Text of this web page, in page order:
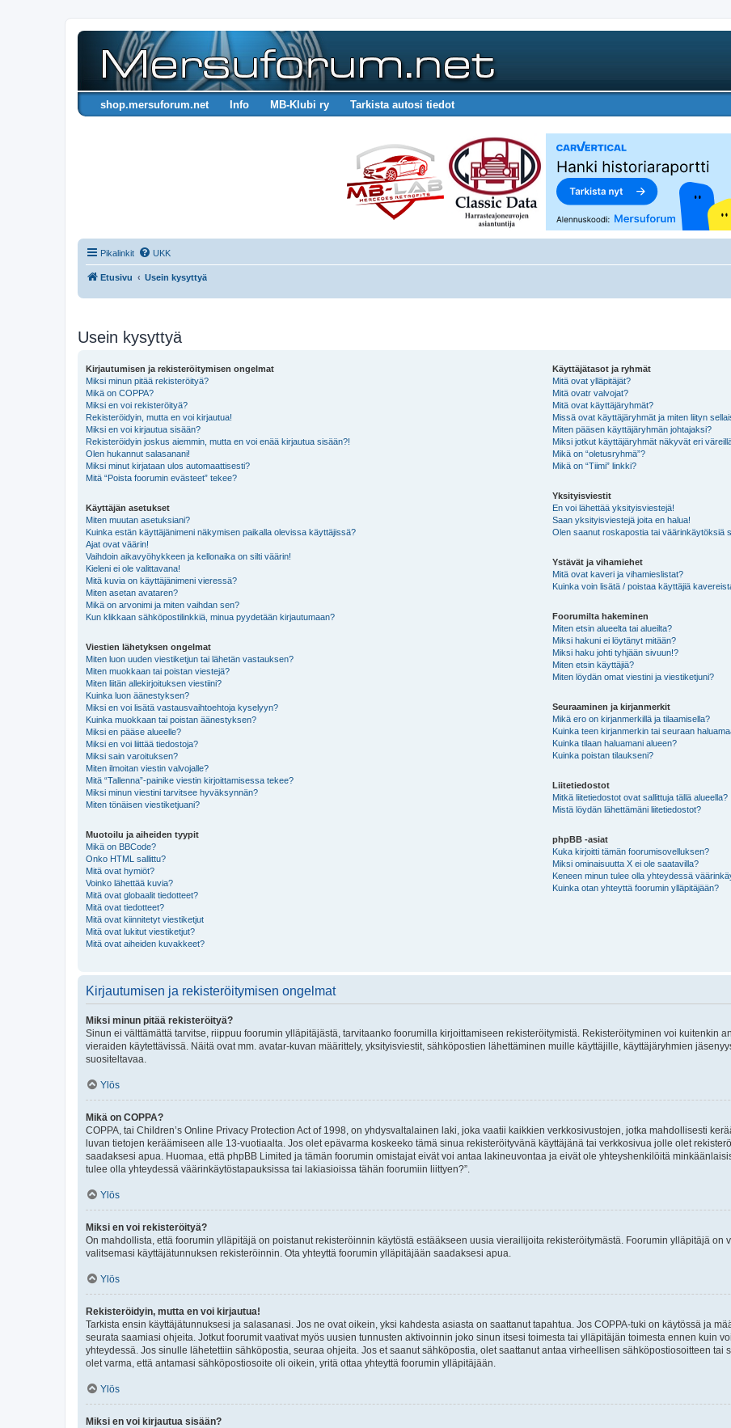
shop.mersuforum.net Info MB-Klubi ry Tarkista autosi tiedot
Pikalinkit UKK
Etusivu Usein kysyttyä
Usein kysyttyä
Kirjautumisen ja rekisteröitymisen ongelmat
Miksi minun pitää rekisteröityä?
Mikä on COPPA?
Miksi en voi rekisteröityä?
Rekisteröidyin, mutta en voi kirjautua!
Miksi en voi kirjautua sisään?
Rekisteröidyin joskus aiemmin, mutta en voi enää kirjautua sisään?!
Olen hukannut salasanani!
Miksi minut kirjataan ulos automaattisesti?
Mitä “Poista foorumin evästeet” tekee?
Käyttäjän asetukset
Miten muutan asetuksiani?
Kuinka estän käyttäjänimeni näkymisen paikalla olevissa käyttäjissä?
Ajat ovat väärin!
Vaihdoin aikavyöhykkeen ja kellonaika on silti väärin!
Kieleni ei ole valittavana!
Mitä kuvia on käyttäjänimeni vieressä?
Miten asetan avataren?
Mikä on arvonimi ja miten vaihdan sen?
Kun klikkaan sähköpostilinkkiä, minua pyydetään kirjautumaan?
Viestien lähetyksen ongelmat
Miten luon uuden viestiketjun tai lähetän vastauksen?
Miten muokkaan tai poistan viestejä?
Miten liitän allekirjoituksen viestiini?
Kuinka luon äänestyksen?
Miksi en voi lisätä vastausvaihtoehtoja kyselyyn?
Kuinka muokkaan tai poistan äänestyksen?
Miksi en pääse alueelle?
Miksi en voi liittää tiedostoja?
Miksi sain varoituksen?
Miten ilmoitan viestin valvojalle?
Mitä “Tallenna”-painike viestin kirjoittamisessa tekee?
Miksi minun viestini tarvitsee hyväksynnän?
Miten tönäisen viestiketjuani?
Muotoilu ja aiheiden tyypit
Mikä on BBCode?
Onko HTML sallittu?
Mitä ovat hymiöt?
Voinko lähettää kuvia?
Mitä ovat globaalit tiedotteet?
Mitä ovat tiedotteet?
Mitä ovat kiinnitetyt viestiketjut
Mitä ovat lukitut viestiketjut?
Mitä ovat aiheiden kuvakkeet?
Käyttäjätasot ja ryhmät
Mitä ovat ylläpitäjät?
Mitä ovatr valvojat?
Mitä ovat käyttäjäryhmät?
Missä ovat käyttäjäryhmät ja miten liityn
Miten pääsen käyttäjäryhmän johtajaksi?
Miksi jotkut käyttäjäryhmät näkyvät eri
Mikä on “oletusryhmä”?
Mikä on “Tiimi” linkki?
Yksityisviestit
En voi lähettää yksityisviestejä!
Saan yksityisviestejä joita en halua!
Olen saanut roskapostia tai väärinkäytöksiä
Ystävät ja vihamiehet
Mitä ovat kaveri ja vihamieslistat?
Kuinka voin lisätä / poistaa käyttäjiä
Foorumilta hakeminen
Miten etsin alueelta tai alueilta?
Miksi hakuni ei löytänyt mitään?
Miksi haku johti tyhjään sivuun!?
Miten etsin käyttäjiä?
Miten löydän omat viestini ja viestiketjuni?
Seuraaminen ja kirjanmerkit
Mikä ero on kirjanmerkillä ja tilaamisella?
Kuinka teen kirjanmerkin tai seuraan
Kuinka tilaan haluamani alueen?
Kuinka poistan tilaukseni?
Liitetiedostot
Mitkä liitetiedostot ovat sallittuja tällä alueella?
Mistä löydän lähettämäni liitetiedostot?
phpBB -asiat
Kuka kirjoitti tämän foorumisovelluksen?
Miksi ominaisuutta X ei ole saatavilla?
Keneen minun tulee olla yhteydessä
Kuinka otan yhteyttä foorumin ylläpitäjään?
Kirjautumisen ja rekisteröitymisen ongelmat
Miksi minun pitää rekisteröityä?
Sinun ei välttämättä tarvitse, riippuu foorumin ylläpitäjästä, tarvitaanko foorumilla kirjoittamiseen rekisteröitymistä. Rekisteröityminen voi kuitenkin
vieraiden käytettävissä. Näitä ovat mm. avatar-kuvan määrittely, yksityisviestit, sähköpostien lähettäminen muille käyttäjille, käyttäjäryhmien
suositeltavaa.
Ylös
Mikä on COPPA?
COPPA, tai Children’s Online Privacy Protection Act of 1998, on yhdysvaltalainen laki, joka vaatii kaikkien verkkosivustojen, jotka mahdollisesti
luvan tietojen keräämiseen alle 13-vuotiaalta. Jos olet epävarma koskeeko tämä sinua rekisteröityvänä käyttäjänä tai verkkosivua jolle olet
saadaksesi apua. Huomaa, että phpBB Limited ja tämän foorumin omistajat eivät voi antaa lakineuvontaa ja eivät ole yhteyshenkilöitä
tulee olla yhteydessä väärinkäytöstapauksissa tai lakiasioissa tähän foorumiin liittyen?”.
Ylös
Miksi en voi rekisteröityä?
On mahdollista, että foorumin ylläpitäjä on poistanut rekisteröinnin käytöstä estääkseen uusia vierailijoita rekisteröitymästä. Foorumin ylläpitäjä on
valitsemasi käyttäjätunnuksen rekisteröinnin. Ota yhteyttä foorumin ylläpitäjään saadaksesi apua.
Ylös
Rekisteröidyin, mutta en voi kirjautua!
Tarkista ensin käyttäjätunnuksesi ja salasanasi. Jos ne ovat oikein, yksi kahdesta asiasta on saattanut tapahtua. Jos COPPA-tuki on käytössä ja
seurata saamiasi ohjeita. Jotkut foorumit vaativat myös uusien tunnusten aktivoinnin joko sinun itsesi toimesta tai ylläpitäjän toimesta ennen kuin
yhteydessä. Jos sinulle lähetettiin sähköpostia, seuraa ohjeita. Jos et saanut sähköpostia, olet saattanut antaa virheellisen sähköpostiosoitteen
olet varma, että antamasi sähköpostiosoite oli oikein, yritä ottaa yhteyttä foorumin ylläpitäjään.
Ylös
Miksi en voi kirjautua sisään?